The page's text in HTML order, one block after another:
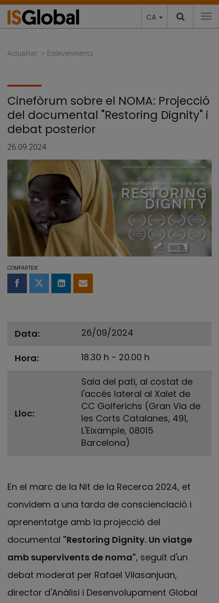
CA
Actualitat Esdeveniments
Cinefòrum sobre el NOMA: Projecció
del documental "Restoring Dignity" i
debat posterior
26.09.2024
COMPARTEIX
Compartir a Facebook
Compartir a Twitter
Comparteix a LinkedIn
Comparteix per email
Data 26/09/2024
Hora 18.30 h - 20.00 h
Lloc
Sala del pati, al costat de
l'accés lateral al Xalet de
CC Golferichs (Gran Via de
les Corts Catalanes, 491,
L'Eixample, 08015
Barcelona)
En el marc de la Nit de la Recerca 2024, et
convidem a una tarda de conscienciació i
aprenentatge amb la projecció del
documental "Restoring Dignity. Un viatge
amb supervivents de noma", seguit d'un
debat moderat per Rafael Vilasanjuan,
director d'Anàlisi i Desenvolupament Global